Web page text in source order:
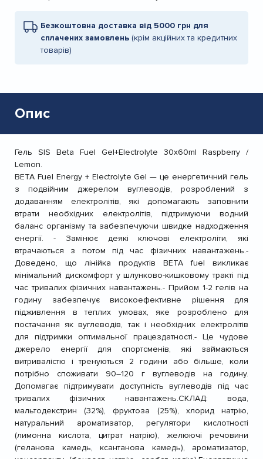
Безкоштовна доставка від 5000 грн для
сплачених замовлень (крім акційних та кредитних
товарів)
Опис
Гель SIS Beta Fuel Gel+Electrolyte 30x60ml Raspberry /
Lemon.
BETA Fuel Energy + Electrolyte Gel — це енергетичний гель
з подвійним джерелом вуглеводів, розроблений з
додаванням електролітів, які допомагають заповнити
втрати необхідних електролітів, підтримуючи водний
баланс організму та забезпечуючи швидке надходження
енергії. - Замінює деякі ключові електроліти, які
втрачаються з потом під час фізичних навантажень.-
Доведено, що лінійка продуктів BETA fuel викликає
мінімальний дискомфорт у шлунково-кишковому тракті під
час тривалих фізичних навантажень.- Прийом 1-2 гелів на
годину забезпечує високоефективне рішення для
підживлення в теплих умовах, яке розроблено для
постачання як вуглеводів, так і необхідних електролітів
для підтримки оптимальної працездатності.- Це чудове
джерело енергії для спортсменів, які займаються
витривалістю і тренуються 2 години або більше, коли
потрібно споживати 90–120 г вуглеводів на годину.
Допомагає підтримувати доступність вуглеводів під час
тривалих фізичних навантажень.СКЛАД: вода,
мальтодекстрин (32%), фруктоза (25%), хлорид натрію,
натуральний ароматизатор, регулятори кислотності
(лимонна кислота, цитрат натрію), желюючі речовини
(геланова камедь, ксантанова камедь), ароматизатор,